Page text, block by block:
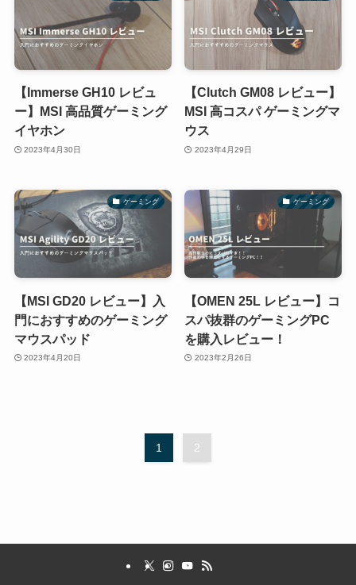
【Immerse GH10 レビュ
ー】MSI 高品質ゲーミング
イヤホン
2023年4月30日
【Clutch GM08 レビュー】
MSI 高コスパ ゲーミングマ
ウス
2023年4月29日
ゲーミング
【MSI GD20 レビュー】入
門におすすめのゲーミング
マウスパッド
2023年4月20日
ゲーミング
【OMEN 25L レビュー】コ
スパ抜群のゲーミングPC
を購入レビュー！
2023年2月26日
1 2